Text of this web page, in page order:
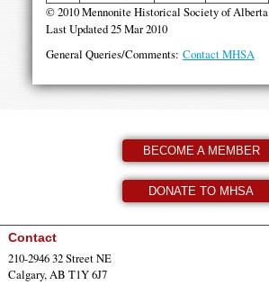
© 2010 Mennonite Historical Society of Alberta
Last Updated 25 Mar 2010
General Queries/Comments: Contact MHSA
BECOME A MEMBER
DONATE TO MHSA
Contact
210-2946 32 Street NE
Calgary, AB T1Y 6J7